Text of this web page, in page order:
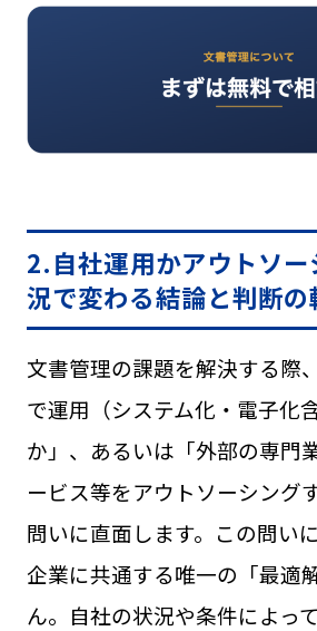
2.自社運用かアウトソ
況で変わる結論と判断の
文書管理の課題を解決する際
で運用（システム化・電子化
か」、あるいは「外部の専門
ービス等をアウトソーシング
問いに直面します。この問い
企業に共通する唯一の「最適
ん。自社の状況や条件によっ